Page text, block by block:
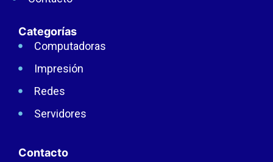
Categorías
Computadoras
Impresión
Redes
Servidores
Contacto